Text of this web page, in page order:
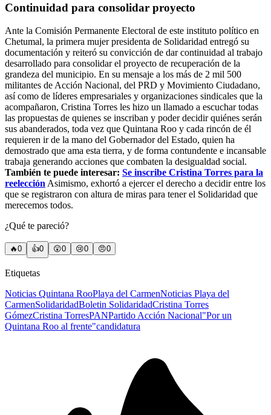
Continuidad para consolidar proyecto
Ante la Comisión Permanente Electoral de este instituto político en
Chetumal, la primera mujer presidenta de Solidaridad entregó su
documentación y reiteró su convicción de dar continuidad al trabajo
desarrollado para consolidar el proyecto de recuperación de la
grandeza del municipio. En su mensaje a los más de 2 mil 500
militantes de Acción Nacional, del PRD y Movimiento Ciudadano,
así como de líderes empresariales y organizaciones sindicales que la
acompañaron, Cristina Torres les hizo un llamado a escuchar todas
las propuestas de quienes se inscriban y poder decidir quiénes serán
sus abanderados, toda vez que Quintana Roo y cada rincón de él
requieren ir de la mano del Gobernador del Estado, quien ha
demostrado que ama esta tierra, y de forma contundente e incansable
trabaja generando acciones que combaten la desigualdad social.
También te puede interesar: Se inscribe Cristina Torres para la
reelección Asimismo, exhortó a ejercer el derecho a decidir entre los
que se registraron con altura de miras para tener el Solidaridad que
merecemos todos.
¿Qué te pareció?
🔥0 👍0 😲0 😢0 😠0
Etiquetas
Noticias Quintana RooPlaya del CarmenNoticias Playa del
CarmenSolidaridadBoletin SolidaridadCristina Torres
GómezCristina TorresPANPartido Acción Nacional"Por un
Quintana Roo al frente"candidatura